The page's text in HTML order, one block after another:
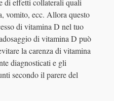
di effetti collaterali quali
vomito, ecc. Allora questo
di vitamina D nel tuo
di vitamina D può
la carenza di vitamina
diagnosticati e gli
secondo il parere del